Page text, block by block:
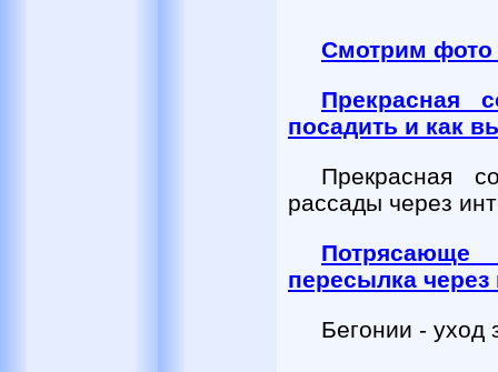
Смотрим фото
Прекрасная
посадить и как
Прекрасная
рассады через
пересылка через
Бегонии - уход